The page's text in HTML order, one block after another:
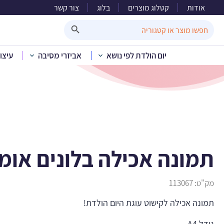
אודות קטלוג מוצרים בלוג צור קשר
for:
יום הולדת לפי נושא אביזרי מסיבה
בית»קטלוג
תמונה אכילה בלונים
מק"ט:113067
תמונה אכילה לקישוט עוגת היום הולדת!